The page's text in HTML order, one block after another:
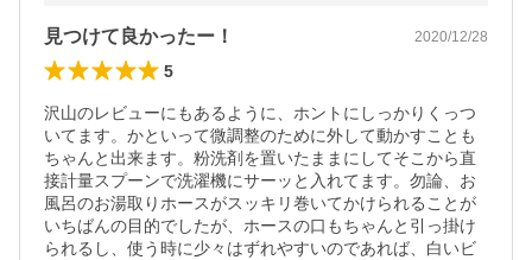
見つけて良かったー！ 2020/12/28
5
沢山のレビューにもあるように、ホントにしっかりくっつ
いてます。かといって微調整のために外して動かすことも
ちゃんと出来ます。粉洗剤を置いたままにしてそこから直
接計量スプーンで洗濯機にサーッと入れてます。勿論、お
風呂のお湯取りホースがスッキリ巻いてかけられることが
いちばんの目的でしたが、ホースの口もちゃんと引っ掛け
られるし、使う時に少々はずれやすいのであれば、白いビ